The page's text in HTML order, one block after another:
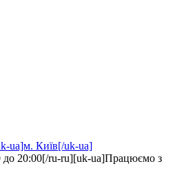
ua]м. Київ[/uk-ua]
до 20:00[/ru-ru][uk-ua]Працюємо з